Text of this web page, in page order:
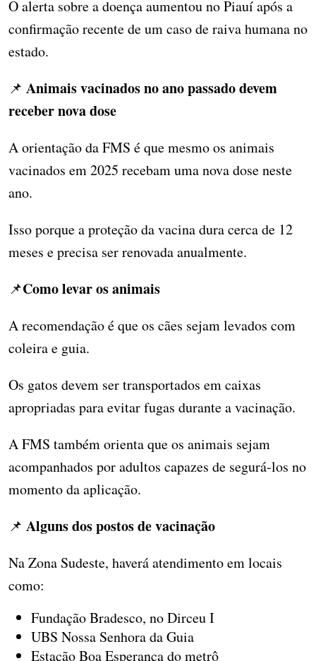
O alerta sobre a doença aumentou no Piauí após a
confirmação recente de um caso de raiva humana no
estado.
📌 Animais vacinados no ano passado devem
receber nova dose
A orientação da FMS é que mesmo os animais
vacinados em 2025 recebam uma nova dose neste
ano.
Isso porque a proteção da vacina dura cerca de 12
meses e precisa ser renovada anualmente.
📌Como levar os animais
A recomendação é que os cães sejam levados com
coleira e guia.
Os gatos devem ser transportados em caixas
apropriadas para evitar fugas durante a vacinação.
A FMS também orienta que os animais sejam
acompanhados por adultos capazes de segurá-los no
momento da aplicação.
📌 Alguns dos postos de vacinação
Na Zona Sudeste, haverá atendimento em locais
como:
Fundação Bradesco, no Dirceu I
UBS Nossa Senhora da Guia
Estação Boa Esperança do metrô